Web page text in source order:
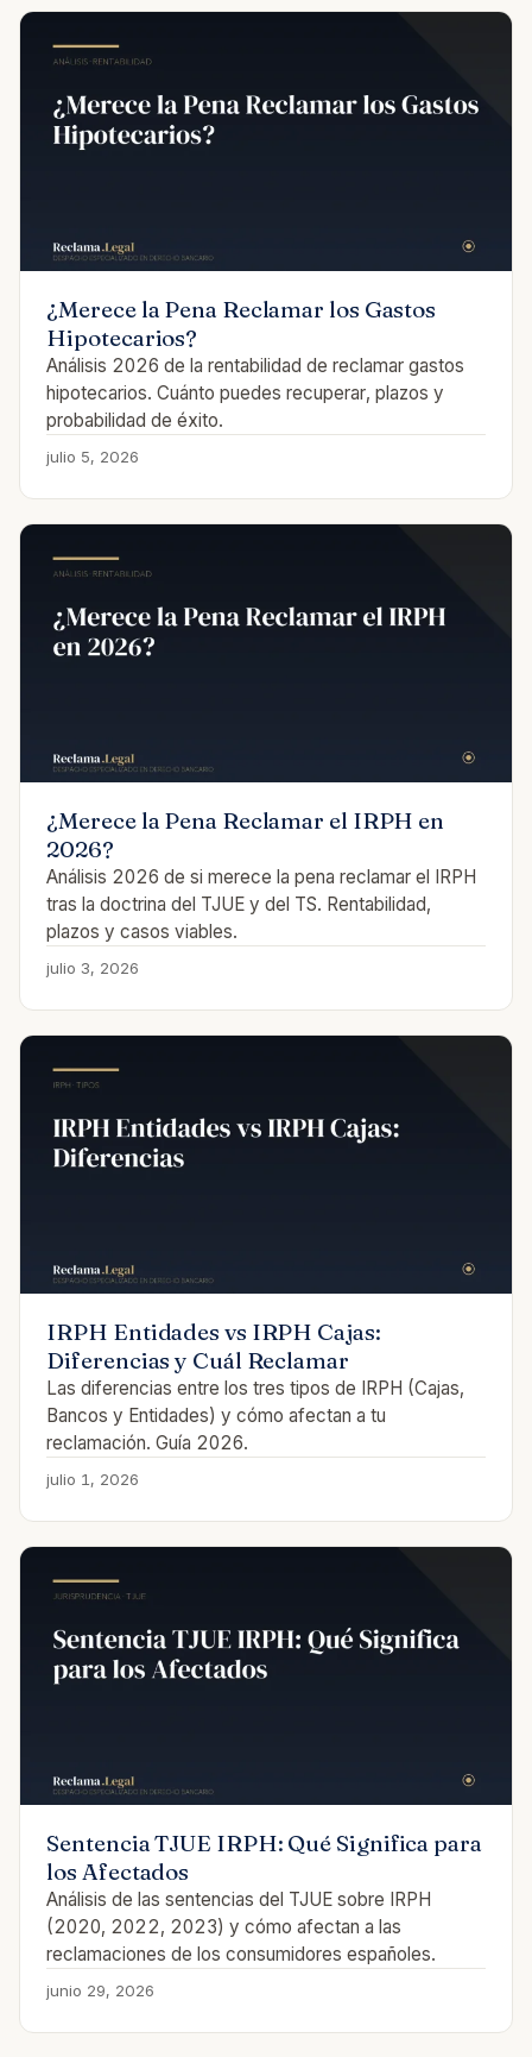
¿Merece la Pena Reclamar los Gastos
Hipotecarios?
Análisis 2026 de la rentabilidad de reclamar gastos
hipotecarios. Cuánto puedes recuperar, plazos y
probabilidad de éxito.
julio 5, 2026
¿Merece la Pena Reclamar el IRPH en
2026?
Análisis 2026 de si merece la pena reclamar el IRPH
tras la doctrina del TJUE y del TS. Rentabilidad,
plazos y casos viables.
julio 3, 2026
IRPH Entidades vs IRPH Cajas:
Diferencias y Cuál Reclamar
Las diferencias entre los tres tipos de IRPH (Cajas,
Bancos y Entidades) y cómo afectan a tu
reclamación. Guía 2026.
julio 1, 2026
Sentencia TJUE IRPH: Qué Significa para
los Afectados
Análisis de las sentencias del TJUE sobre IRPH
(2020, 2022, 2023) y cómo afectan a las
reclamaciones de los consumidores españoles.
junio 29, 2026